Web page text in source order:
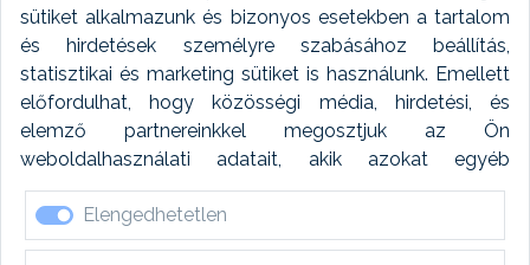
sütiket alkalmazunk és bizonyos esetekben a tartalom
és hirdetések személyre szabásához beállítás,
statisztikai és marketing sütiket is használunk. Emellett
előfordulhat, hogy közösségi média, hirdetési, és
elemző partnereinkkel megosztjuk az Ön
weboldalhasználati adatait, akik azokat egyéb
forrásokból gyűjtött adatokkal kombinálhatják. A sütik
elfogadásával kapcsolatosan naplózást végzünk és
ezen adatokat 6 hónap után automatikusan töröljük. A
Elengedhetetlen
Fényképtár extra modul
Autómosó modul
Feladatütemezés